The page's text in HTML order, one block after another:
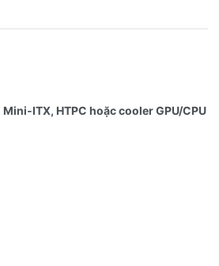
Mini‑ITX, HTPC hoặc cooler GPU/CPU